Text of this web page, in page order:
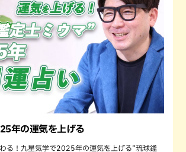
年の運気を上げる
る！九星気学で2025年の運気を上げる“琉球鑑